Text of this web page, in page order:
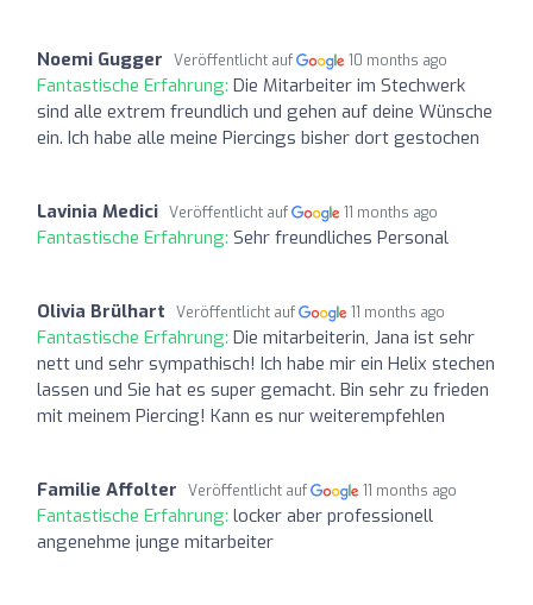
Noemi Gugger Veröffentlicht auf 10 months ago
Fantastische Erfahrung: Die Mitarbeiter im Stechwerk
sind alle extrem freundlich und gehen auf deine Wünsche
ein. Ich habe alle meine Piercings bisher dort gestochen
Lavinia Medici Veröffentlicht auf 11 months ago
Fantastische Erfahrung: Sehr freundliches Personal
Olivia Brülhart Veröffentlicht auf 11 months ago
Fantastische Erfahrung: Die mitarbeiterin, Jana ist sehr
nett und sehr sympathisch! Ich habe mir ein Helix stechen
lassen und Sie hat es super gemacht. Bin sehr zu frieden
mit meinem Piercing! Kann es nur weiterempfehlen
Familie Affolter Veröffentlicht auf 11 months ago
Fantastische Erfahrung: locker aber professionell
angenehme junge mitarbeiter